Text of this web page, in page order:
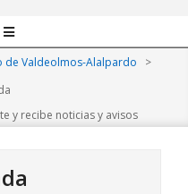
de Valdeolmos-Alalpardo
>
y recibe noticias y avisos